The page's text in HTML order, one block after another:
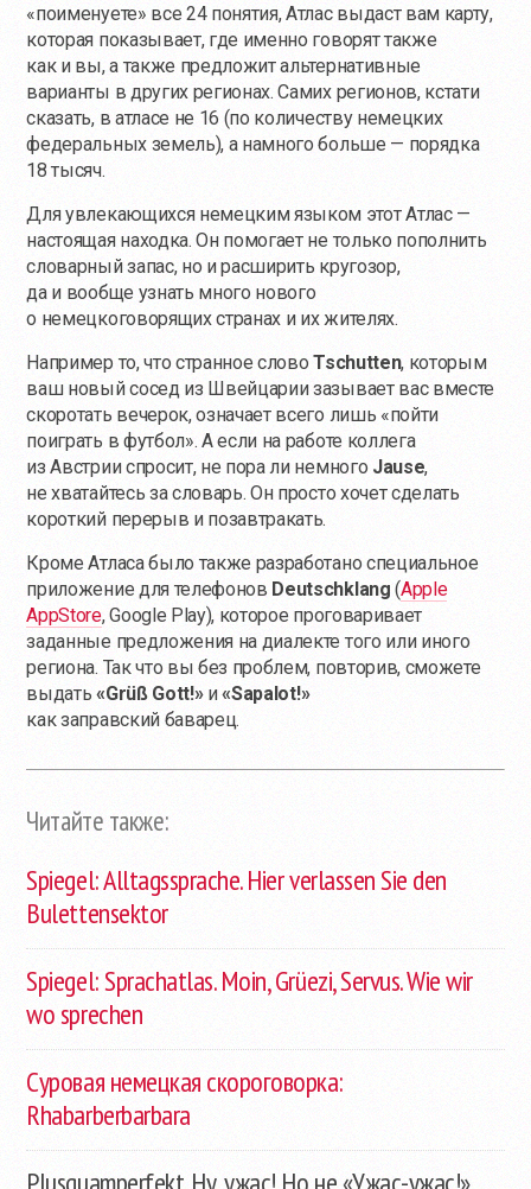
«поименуете» все 24 понятия, Атлас выдаст вам карту,
которая показывает, где именно говорят также
как и вы, а также предложит альтернативные
варианты в других регионах. Самих регионов, кстати
сказать, в атласе не 16 (по количеству немецких
федеральных земель), а намного больше — порядка
18 тысяч.
Для увлекающихся немецким языком этот Атлас —
настоящая находка. Он помогает не только пополнить
словарный запас, но и расширить кругозор,
да и вообще узнать много нового
о немецкоговорящих странах и их жителях.
Например то, что странное словоTschutten, которым
ваш новый сосед из Швейцарии зазывает вас вместе
скоротать вечерок, означает всего лишь «пойти
поиграть в футбол». А если на работе коллега
из Австрии спросит, не пора ли немного Jause,
не хватайтесь за словарь. Он просто хочет сделать
короткий перерыв и позавтракать.
Кроме Атласа было также разработано специальное
приложение для телефонов Deutschklang (Apple
AppStore, Google Play), которое проговаривает
заданные предложения на диалекте того или иного
региона. Так что вы без проблем, повторив, сможете
выдать«Grüß Gott!»и«Sapalot!»
как заправский баварец.
Читайте также:
Spiegel: Alltagssprache. Hier verlassen Sie den
Bulettensektor
Spiegel: Sprachatlas. Moin, Grüezi, Servus. Wie wir
wo sprechen
Суровая немецкая скороговорка:
Rhabarberbarbara